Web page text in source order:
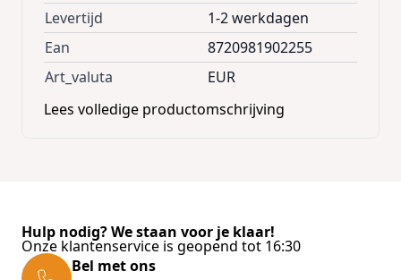
Levertijd
1-2 werkdagen
Ean
8720981902255
Art_valuta
EUR
Lees volledige productomschrijving
Hulp nodig? We staan voor je klaar!
Onze klantenservice is geopend tot 16:30
Bel met ons